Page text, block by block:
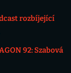
rozbíjející
92: Szabová